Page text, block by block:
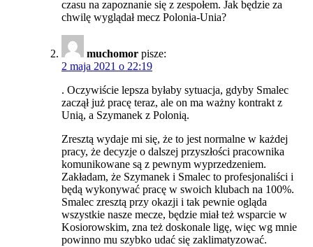
czasu na zapoznanie się z zespołem. Jak będzie za
chwilę wyglądał mecz Polonia-Unia?
muchomor pisze:
2 maja 2021 o 22:19
. Oczywiście lepsza byłaby sytuacja, gdyby Smalec
zaczął już pracę teraz, ale on ma ważny kontrakt z
Unią, a Szymanek z Polonią.
Zresztą wydaje mi się, że to jest normalne w każdej
pracy, że decyzje o dalszej przyszłości pracownika
komunikowane są z pewnym wyprzedzeniem.
Zakładam, że Szymanek i Smalec to profesjonaliści i
będą wykonywać pracę w swoich klubach na 100%.
Smalec zresztą przy okazji i tak pewnie ogląda
wszystkie nasze mecze, będzie miał też wsparcie w
Kosiorowskim, zna też doskonale ligę, więc wg mnie
powinno mu szybko udać się zaklimatyzować.